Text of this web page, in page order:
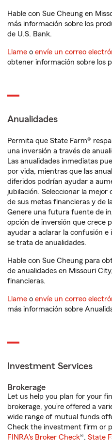
Hable con Sue Cheung en
más información sobre los
de U.S. Bank.
Llame o envíe un correo
obtener información sobre los
Anualidades
Permita que State Farm®
una inversión a través de
Las anualidades inmediatas
por vida, mientras que las
diferidos podrían ayudar a
jubilación. Seleccionar la mejor
de sus metas financieras y de
Genere una futura fuente de
opción de inversión que crece
ayudar a aclarar la confusión
se trata de anualidades.
Hable con Sue Cheung para
de anualidades en Missouri
financieras.
Llame o envíe un correo
más información sobre
Investment Services
Brokerage
Let us help you plan for your
brokerage, you’re offered a
wide range of mutual funds
Check the investment firm or
FINRA's Broker Check®. State